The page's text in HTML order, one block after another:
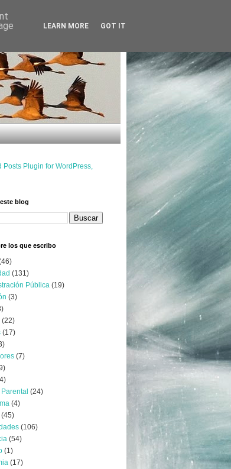
blog
los que escribo
(131)
Pública (19)
(3)
(22)
(17)
(7)
(24)
(4)
(45)
(106)
(54)
(1)
(17)
LEARN MORE GOT IT